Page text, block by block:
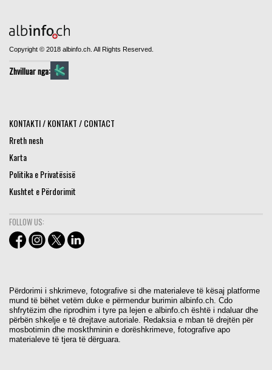
Copyright © 2018 albinfo.ch. All Rights Reserved.
Zhvilluar nga:
KONTAKTI / KONTAKT / CONTACT
Rreth nesh
Karta
Politika e Privatësisë
Kushtet e Përdorimit
FOLLOW US:
Përdorimi i shkrimeve, fotografive si dhe materialeve të kësaj platforme
mund të bëhet vetëm duke e përmendur burimin albinfo.ch. Cdo
shfrytëzim dhe riprodhim i tyre pa lejen e albinfo.ch është i ndaluar dhe
përbën shkelje e të drejtave autoriale. Redaksia e mban të drejtën për
mosbotimin dhe moskthminin e dorëshkrimeve, fotografive apo
materialeve të tjera të dërguara.